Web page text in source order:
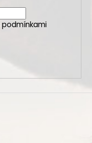
podmínkami